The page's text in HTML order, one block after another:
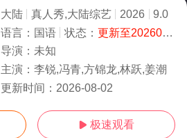
大陆 真人秀,大陆综艺 2026
9.0
语言： 国语 状态： 更新至20260802期
导演： 未知
主演： 李锐,冯青,方锦龙,林跃,姜潮
更新时间： 2026-08-02
 极速观看